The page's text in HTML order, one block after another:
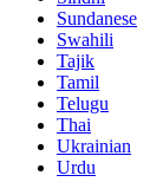
Sundanese
Swahili
Tajik
Tamil
Telugu
Thai
Ukrainian
Urdu